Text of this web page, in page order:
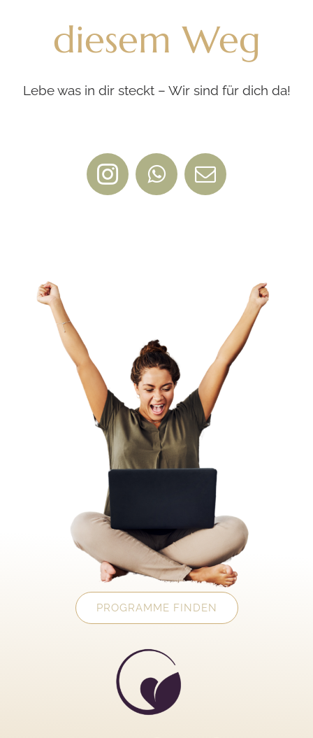
diesem Weg
Lebe was in dir steckt – Wir sind für dich da!
PROGRAMME FINDEN